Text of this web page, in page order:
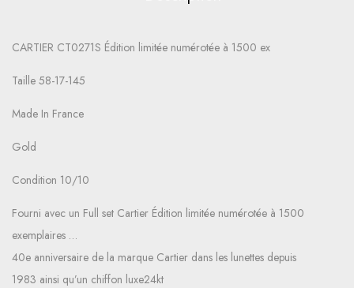
CARTIER CT0271S Édition limitée numérotée à 1500 ex
Taille 58-17-145
Made In France
Gold
Condition 10/10
Fourni avec un Full set Cartier Édition limitée numérotée à 1500
exemplaires …
40e anniversaire de la marque Cartier dans les lunettes depuis
1983 ainsi qu’un chiffon luxe24kt